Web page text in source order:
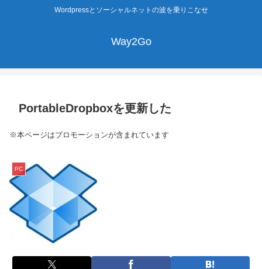
Wordpressとソーシャルネットの波を乗りこなせ
Way2Go
PortableDropboxを更新した
※本ページはプロモーションが含まれています
PC